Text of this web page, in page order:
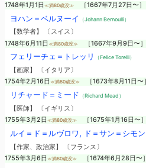
1748年1月1日 ≪満80歳没≫ ［1667年7月27日〜］
ヨハン＝ベルヌーイ （Johann Bernoulli）
【数学者】 〔スイス〕
1748年6月11日 ≪満80歳没≫ ［1667年9月9日〜］
フェリーチェ＝トレッリ （Felice Torelli）
【画家】 〔イタリア〕
1754年2月16日 ≪満80歳没≫ ［1673年8月11日〜］
リチャード＝ミード （Richard Mead）
【医師】 〔イギリス〕
1755年3月2日 ≪満80歳没≫ ［1675年1月16日〜］
ルイ＝ド＝ルヴロワ, ド＝サン＝シモン
【作家、政治家】 〔フランス〕
1755年3月6日 ≪満80歳没≫ ［1674年6月28日〜］